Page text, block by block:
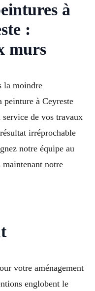
à
:
murs
la moindre
à Ceyreste
service de vos travaux
irréprochable
notre équipe au
maintenant notre
votre aménagement
englobent le